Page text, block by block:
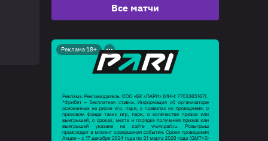
Все матчи
Реклама 18+